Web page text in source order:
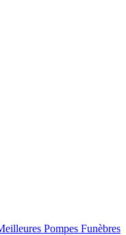
Pompes Funèbres